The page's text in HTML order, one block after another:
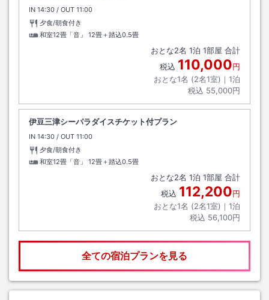
IN チェックイン
14:30 / OUT チェックアウト
11:00
夕食/朝食付き
和室12畳「音」
12畳＋踏込0.5畳
おとな2名 1泊 1部屋 合計
税込 110,000円
おとな1名 (2名1室)｜ 1泊
税込 55,000円
伊豆三津シーパラダイスチケット付プラン
IN チェックイン
14:30 / OUT チェックアウト
11:00
夕食/朝食付き
和室12畳「音」
12畳＋踏込0.5畳
おとな2名 1泊 1部屋 合計
税込 112,200円
おとな1名 (2名1室)｜ 1泊
税込 56,100円
全ての宿泊プランを見る